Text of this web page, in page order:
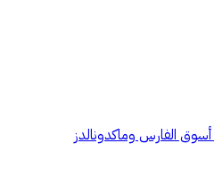
الفارس وماكدونالدز